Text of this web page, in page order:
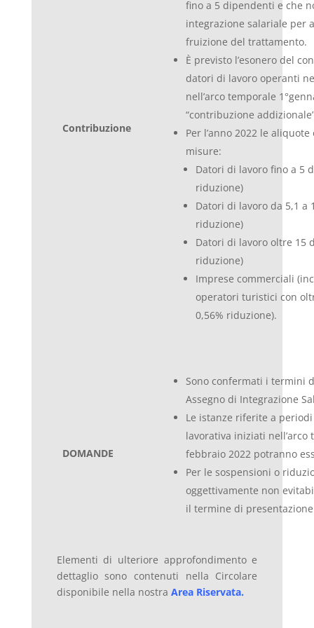
Contribuzione
fino a 5 dipendenti e che
integrazione salariale per
fruizione del trattamento.
È previsto l’esonero del
datori di lavoro operanti
nell’arco temporale
“contribuzione
Per l’anno 2022 le
misure:
Datori di lavoro fino a 5
riduzione)
Datori di lavoro da 5,1 a
riduzione)
Datori di lavoro oltre 15
riduzione)
Imprese commerciali
operatori turistici con
0,56% riduzione).
DOMANDE
Sono confermati i termini
Assegno di Integrazione
Le istanze riferite a
lavorativa iniziati nell’arco
febbraio 2022 potranno
Per le sospensioni o
oggettivamente non
il termine di
Elementi di ulteriore approfondimento e
dettaglio sono contenuti nella Circolare
disponibile nella nostra Area Riservata.